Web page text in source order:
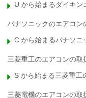
U から始まるダイキン
パナソニックのエアコン
C から始まるパナソニ
三菱重工のエアコンの取
S から始まる三菱重工
三菱電機のエアコンの取